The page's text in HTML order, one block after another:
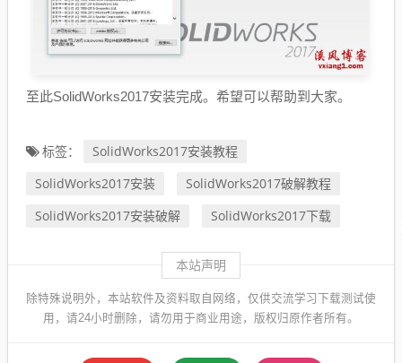
至此SolidWorks2017安装完成。希望可以帮助到大家。
标签：
SolidWorks2017安装教程
SolidWorks2017安装
SolidWorks2017破解教程
SolidWorks2017安装破解
SolidWorks2017下载
本站声明
除特殊说明外，本站软件及资料取自网络，仅供交流学习下载测试使
用，请24小时删除，请勿用于商业用途，版权归原作者所有。